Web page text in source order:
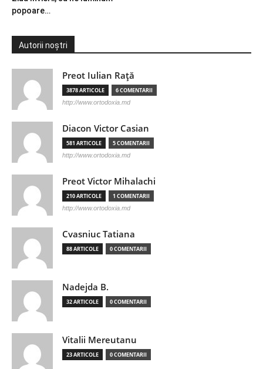
popoare…
Autorii noștri
Preot Iulian Raţă
3878 ARTICOLE 6 COMENTARII
http://www.ortodoxia.md
Diacon Victor Casian
581 ARTICOLE 5 COMENTARII
http://www.ortodoxia.md
Preot Victor Mihalachi
210 ARTICOLE 1 COMENTARII
http://www.ortodoxia.md
Cvasniuc Tatiana
88 ARTICOLE 0 COMENTARII
Nadejda B.
32 ARTICOLE 0 COMENTARII
Vitalii Mereutanu
23 ARTICOLE 0 COMENTARII